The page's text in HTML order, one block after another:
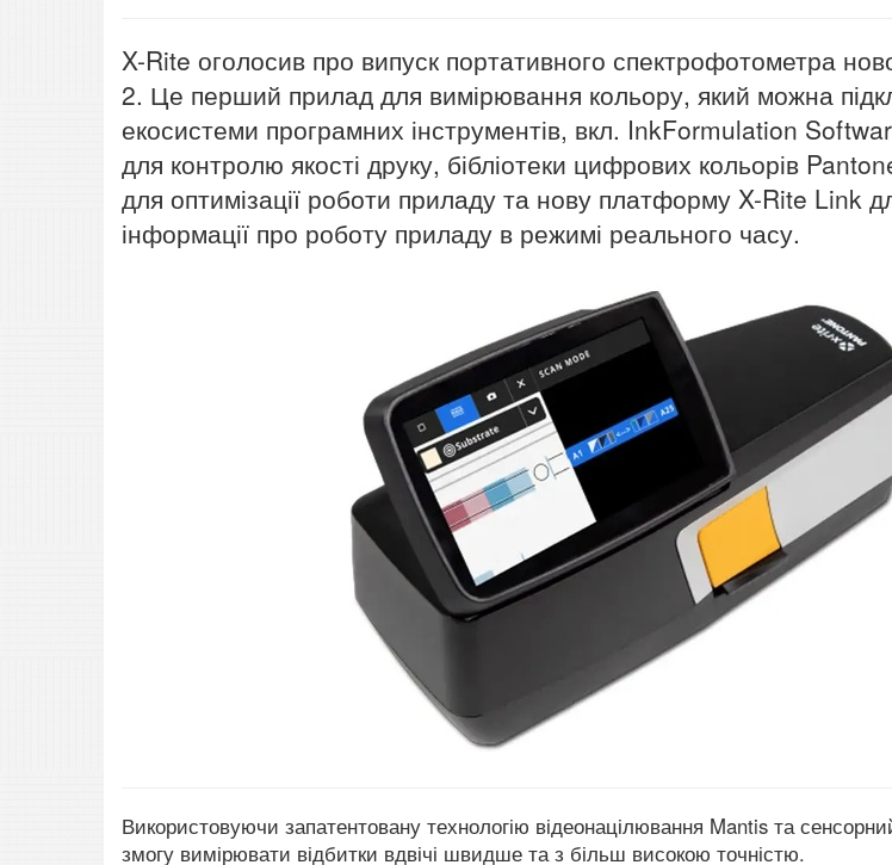
X-Rite оголосив про випуск портативного спектрофотометра
2. Це перший прилад для вимірювання кольору, який можна
екосистеми програмних інструментів, вкл. InkFormulation
для контролю якості друку, бібліотеки цифрових кольорів
для оптимізації роботи приладу та нову платформу X-Rite Link
інформації про роботу приладу в режимі реального часу.
Використовуючи запатентовану технологію відеонацілювання Mantis та
змогу вимірювати відбитки вдвічі швидше та з більш високою точністю.